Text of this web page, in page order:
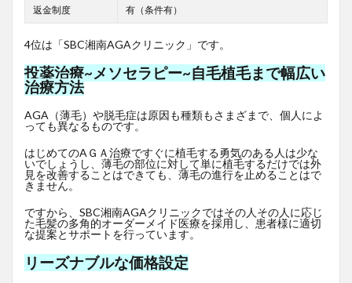
返金制度 有（条件有）
4位は「SBC湘南AGAクリニック」です。
投薬治療~メソセラピー~自毛植毛まで幅広い
治療方法
AGA（薄毛）や脱毛症は原因も種類もさまざまで、個人によ
っても異なるものです。
はじめてのAＧＡ治療ですぐに植毛する勇気のある人は少な
いでしょうし、薄毛の部位に対して単に植毛するだけでは外
見を改善することはできても、薄毛の進行を止めることはで
きません。
ですから、SBC湘南AGAクリニックではその人その人に応じ
た毛髪の多角的オーダーメイド医療を採用し、患者様に適切
な提案とサポートを行っています。
リーズナブルな価格設定